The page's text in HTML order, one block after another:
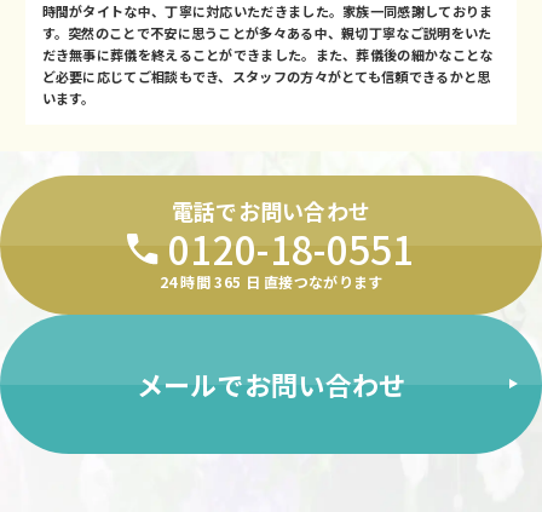
時間がタイトな中、丁寧に対応いただきました。家族一同感謝しておりま
す。突然のことで不安に思うことが多々ある中、親切丁寧なご説明をいた
だき無事に葬儀を終えることができました。また、葬儀後の細かなことな
ど必要に応じてご相談もでき、スタッフの方々がとても信頼できるかと思
います。
電話でお問い合わせ
0120-18-0551
24 時間 365 ⽇ 直接つながります
メールでお問い合わせ